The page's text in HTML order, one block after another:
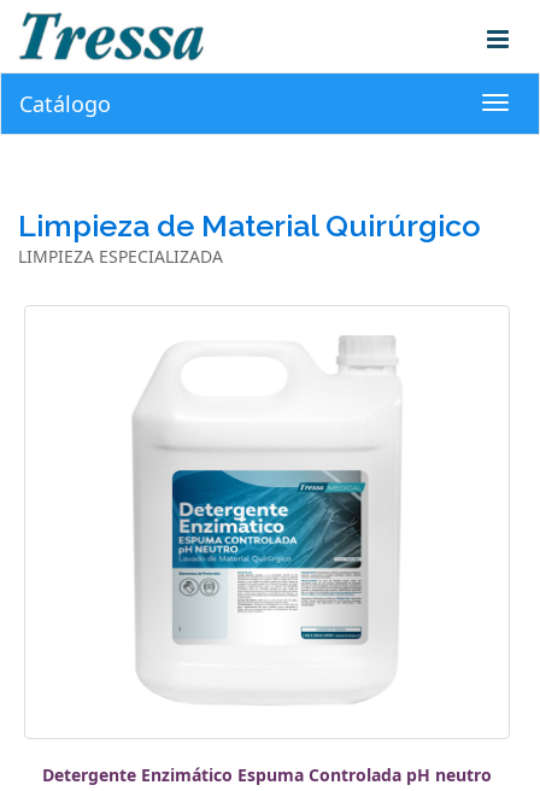
Catálogo
Limpieza de Material Quirúrgico
LIMPIEZA ESPECIALIZADA
Detergente Enzimático Espuma Controlada pH neutro